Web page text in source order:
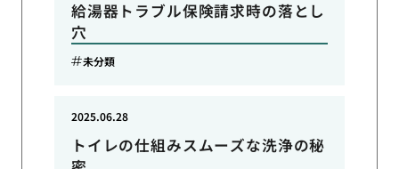
給湯器トラブル保険請求時の落とし
穴
未分類
トイレの仕組みスムーズな洗浄の秘
2025.06.28